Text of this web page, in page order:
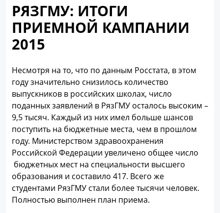
РЯЗГМУ: ИТОГИ
ПРИЕМНОЙ КАМПАНИИ
2015
Несмотря на то, что по данным Росстата, в этом
году значительно снизилось количество
выпускников в российских школах, число
поданных заявлений в РязГМУ осталось высоким –
9,5 тысяч. Каждый из них имел больше шансов
поступить на бюджетные места, чем в прошлом
году. Министерством здравоохранения
Российской Федерации увеличено общее число
бюджетных мест на специальности высшего
образования и составило 417. Всего же
студентами РязГМУ стали более тысячи человек.
Полностью выполнен план приема.